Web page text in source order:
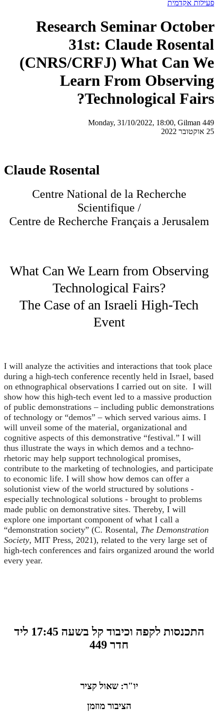
פעילות אקדמית
Research Seminar October
31st: Claude Rosental
(CNRS/CRFJ) What Can We
Learn From Observing
Technological Fairs?
Monday, 31/10/2022, 18:00, Gilman 449
25 אוקטובר 2022
Claude Rosental
Centre National de la Recherche
Scientifique /
Centre de Recherche Français a Jerusalem
What Can We Learn from Observing
Technological Fairs?
The Case of an Israeli High-Tech
Event
I will analyze the activities and interactions that took place
during a high-tech conference recently held in Israel, based
on ethnographical observations I carried out on site. I will
show how this high-tech event led to a massive production
of public demonstrations – including public demonstrations
of technology or “demos” – which served various aims. I
will unveil some of the material, organizational and
cognitive aspects of this demonstrative “festival.” I will
thus illustrate the ways in which demos and a techno-
rhetoric may help support technological promises,
contribute to the marketing of technologies, and participate
to economic life. I will show how demos can offer a
solutionist view of the world structured by solutions -
especially technological solutions - brought to problems
made public on demonstrative sites. Thereby, I will
explore one important component of what I call a
“demonstration society” (C. Rosental, The Demonstration
Society, MIT Press, 2021), related to the very large set of
high-tech conferences and fairs organized around the world
every year.
התכנסות לקפה וכיבוד קל בשעה 17:45 ליד
חדר 449
יו"ר: שאול קציר
הציבור מוזמן